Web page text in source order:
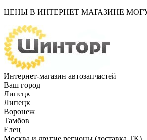
ЦЕНЫ В ИНТЕРНЕТ МАГАЗИНЕ
Интернет-магазин автозапчастей
Ваш город
Липецк
Липецк
Воронеж
Тамбов
Елец
Москва и другие регионы (доставка ТК)